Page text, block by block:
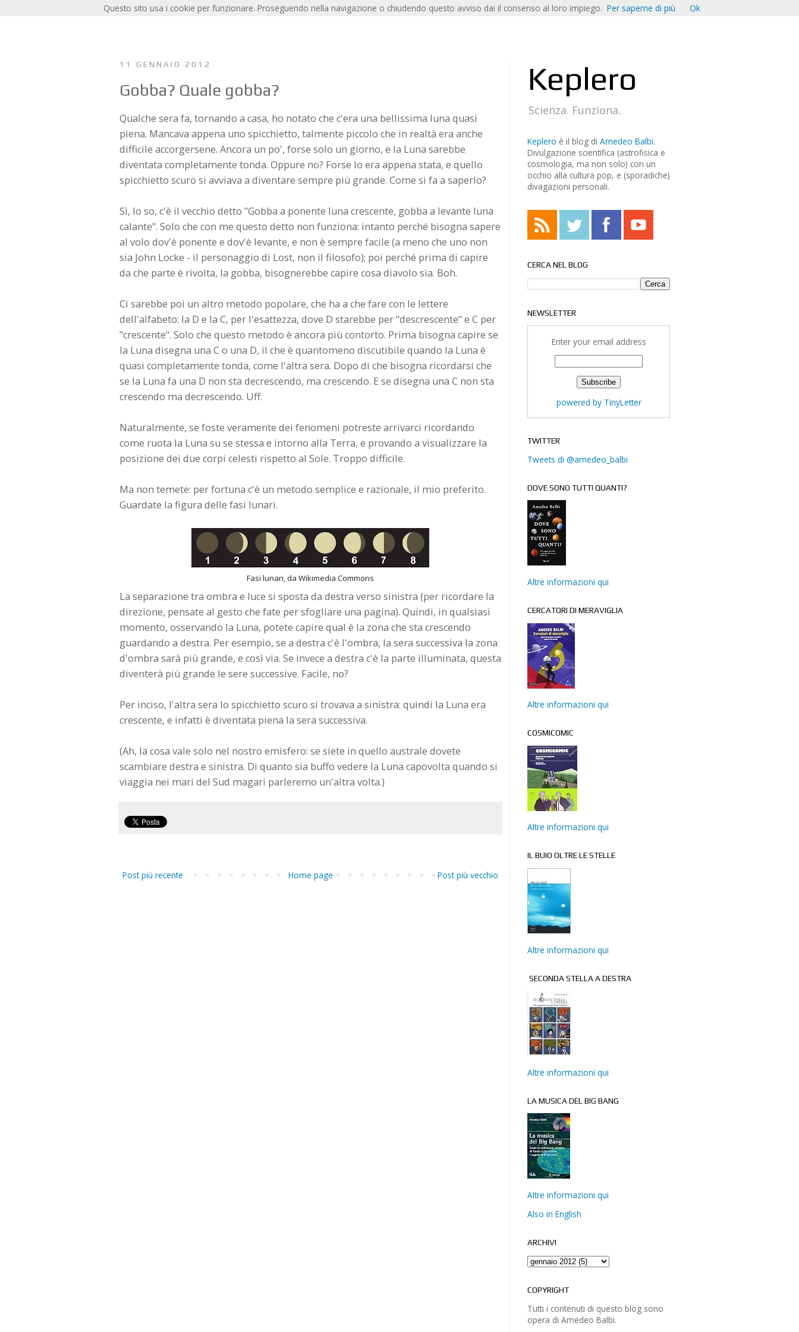
11 GENNAIO 2012
Gobba? Quale gobba?
Qualche sera fa, tornando a casa, ho notato che c'era una bellissima luna quasi
piena. Mancava appena uno spicchietto, talmente piccolo che in realtà era anche
difficile accorgersene. Ancora un po', forse solo un giorno, e la Luna sarebbe
diventata completamente tonda. Oppure no? Forse lo era appena stata, e quello
spicchietto scuro si avviava a diventare sempre più grande. Come si fa a saperlo?
Sì, lo so, c'è il vecchio detto "Gobba a ponente luna crescente, gobba a levante luna
calante". Solo che con me questo detto non funziona: intanto perché bisogna sapere
al volo dov'è ponente e dov'è levante, e non è sempre facile (a meno che uno non
sia John Locke - il personaggio di Lost, non il filosofo); poi perché prima di capire
da che parte è rivolta, la gobba, bisognerebbe capire cosa diavolo sia. Boh.
Ci sarebbe poi un altro metodo popolare, che ha a che fare con le lettere
dell'alfabeto: la D e la C, per l'esattezza, dove D starebbe per "descrescente" e C per
"crescente". Solo che questo metodo è ancora più contorto. Prima bisogna capire se
la Luna disegna una C o una D, il che è quantomeno discutibile quando la Luna è
quasi completamente tonda, come l'altra sera. Dopo di che bisogna ricordarsi che
se la Luna fa una D non sta decrescendo, ma crescendo. E se disegna una C non sta
crescendo ma decrescendo. Uff.
Naturalmente, se foste veramente dei fenomeni potreste arrivarci ricordando
come ruota la Luna su se stessa e intorno alla Terra, e provando a visualizzare la
posizione dei due corpi celesti rispetto al Sole. Troppo difficile.
Ma non temete: per fortuna c'è un metodo semplice e razionale, il mio preferito.
Guardate la figura delle fasi lunari.
Fasi lunari, da Wikimedia Commons
La separazione tra ombra e luce si sposta da destra verso sinistra (per ricordare la
direzione, pensate al gesto che fate per sfogliare una pagina). Quindi, in qualsiasi
momento, osservando la Luna, potete capire qual è la zona che sta crescendo
guardando a destra. Per esempio, se a destra c'è l'ombra, la sera successiva la zona
d'ombra sarà più grande, e così via. Se invece a destra c'è la parte illuminata, questa
diventerà più grande le sere successive. Facile, no?
Per inciso, l'altra sera lo spicchietto scuro si trovava a sinistra: quindi la Luna era
crescente, e infatti è diventata piena la sera successiva.
(Ah, la cosa vale solo nel nostro emisfero: se siete in quello australe dovete
scambiare destra e sinistra. Di quanto sia buffo vedere la Luna capovolta quando si
viaggia nei mari del Sud magari parleremo un'altra volta.)
Post più recente Post più vecchio
Home page
Keplero
Scienza. Funziona.
Keplero è il blog di Amedeo Balbi.
Divulgazione scientifica (astrofisica e
cosmologia, ma non solo) con un
occhio alla cultura pop, e (sporadiche)
divagazioni personali.
CERCA NEL BLOG
NEWSLETTER
Enter your email address
powered by TinyLetter
TWITTER
Tweets di @amedeo_balbi
DOVE SONO TUTTI QUANTI?
Altre informazioni qui
CERCATORI DI MERAVIGLIA
Altre informazioni qui
COSMICOMIC
Altre informazioni qui
IL BUIO OLTRE LE STELLE
Altre informazioni qui
SECONDA STELLA A DESTRA
Altre informazioni qui
LA MUSICA DEL BIG BANG
Altre informazioni qui
Also in English
ARCHIVI
COPYRIGHT
Tutti i contenuti di questo blog sono
opera di Amedeo Balbi.
Questo sito usa i cookie per funzionare. Proseguendo nella navigazione o chiudendo questo avviso dai il consenso al loro impiego. Per saperne di più Ok